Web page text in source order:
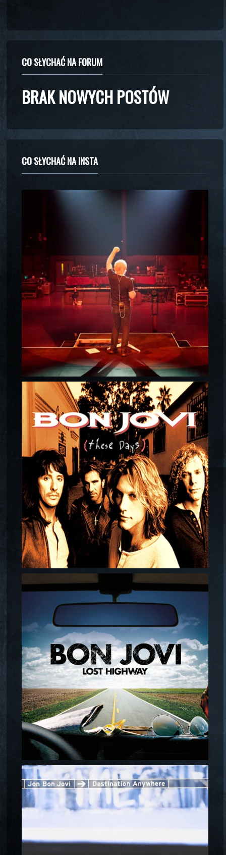
CO SŁYCHAĆ NA FORUM
BRAK NOWYCH POSTÓW
CO SŁYCHAĆ NA INSTA